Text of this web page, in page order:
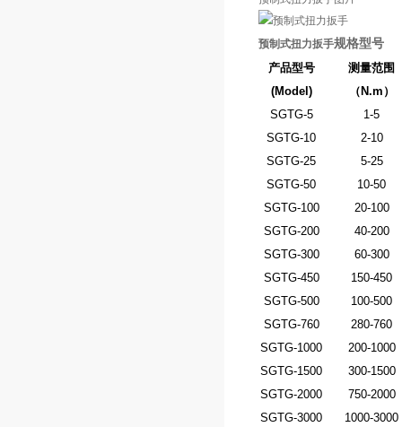
预制式扭力扳手规格型号
产品型号
(Model)
测量范围
（N.m ）
SGTG-5
1-5
SGTG-10
2-10
SGTG-25
5-25
SGTG-50
10-50
SGTG-100
20-100
SGTG-200
40-200
SGTG-300
60-300
SGTG-450
150-450
SGTG-500
100-500
SGTG-760
280-760
SGTG-1000
200-1000
SGTG-1500
300-1500
SGTG-2000
750-2000
SGTG-3000
1000-3000